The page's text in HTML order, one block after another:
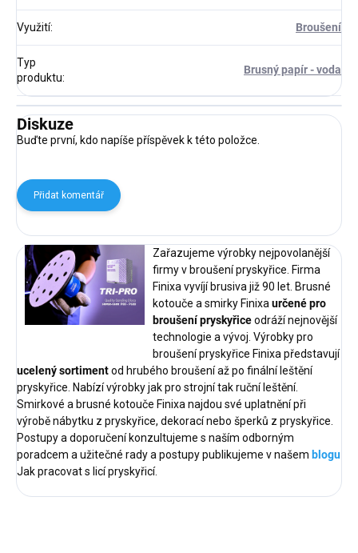
Využití: Broušení
Typ
produktu:
Brusný papír - voda
Diskuze
Buďte první, kdo napíše příspěvek k této položce.
Přidat komentář
Zařazujeme výrobky nejpovolanější
firmy v broušení pryskyřice. Firma
Finixa vyvíjí brusiva již 90 let. Brusné
kotouče a smirky Finixaurčené pro
broušení pryskyřiceodráží nejnovější
technologie a vývoj. Výrobky pro
broušení pryskyřice Finixa představují
ucelený sortimentod hrubého broušení až po finální leštění
pryskyřice. Nabízí výrobky jak pro strojní tak ruční leštění.
Smirkové a brusné kotouče Finixa najdou své uplatnění při
výrobě nábytku z pryskyřice, dekorací nebo šperků z pryskyřice.
Postupy a doporučení konzultujeme s naším odborným
poradcem a užitečné rady a postupy publikujeme v našem blogu
Jak pracovat s licí pryskyřicí.